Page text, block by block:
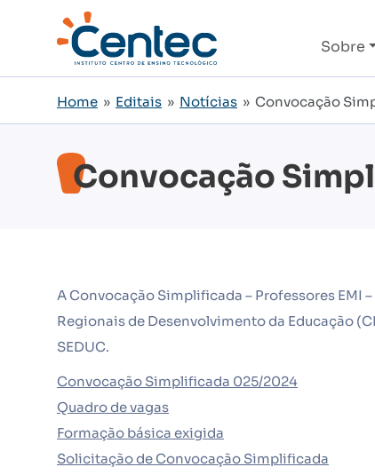
Sobre
Home » Editais » Notícias » Convocação
Convocação
A Convocação Simplificada – Professores EMI
Regionais de Desenvolvimento da Educação
SEDUC.
Convocação Simplificada 025/2024
Quadro de vagas
Formação básica exigida
Solicitação de Convocação Simplificada